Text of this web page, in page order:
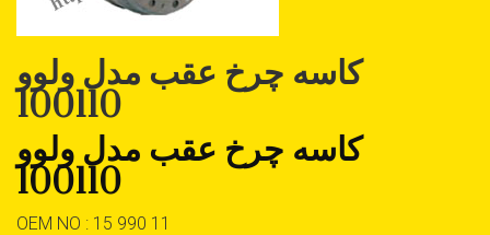
کاسه چرخ عقب مدل ولوو
100110
کاسه چرخ عقب مدل ولوو
100110
OEM NO : 15 990 11